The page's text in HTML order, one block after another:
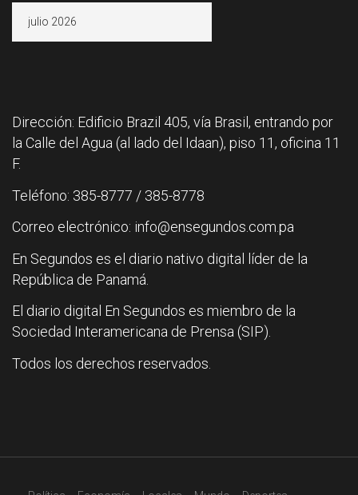
Dirección: Edificio Brazil 405, vía Brasil, entrando por
la Calle del Agua (al lado del Idaan), piso 11, oficina 11
F.
Teléfono: 385-8777 / 385-8778
Correo electrónico: info@ensegundos.com.pa
En Segundos es el diario nativo digital líder de la
República de Panamá.
El diario digital En Segundos es miembro de la
Sociedad Interamericana de Prensa (SIP).
Todos los derechos reservados.